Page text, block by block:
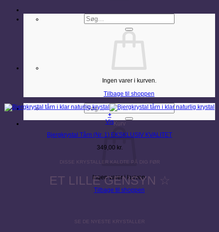
Søg
efter:
Ingen varer i kurven.
Tilbage til shoppen
Søg
efter:
Kurv
Ingen varer i kurven.
Tilbage til shoppen
+
Vis
Bjergkrystal Tårn (Nr. 1) EKSKLUSIV KVALITET
349,00 kr.
DISSE KRYSTALLER KALDTE PÅ DIG FØR
ET LILLE GENSYN ☆
SE DE NYESTE KRYSTALLER